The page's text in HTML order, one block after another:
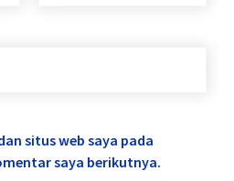
situs web saya pada
saya berikutnya.